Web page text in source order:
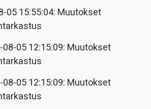
05 15:55:04: Muutokset
08-05 12:15:09: Muutokset
08-05 12:15:09: Muutokset